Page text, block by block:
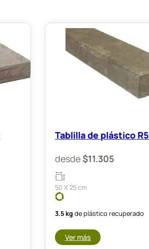
Tablilla de plástico R5
desde$11.305
50 X 25 cm
3.5 kg de plástico recuperado
Ver más